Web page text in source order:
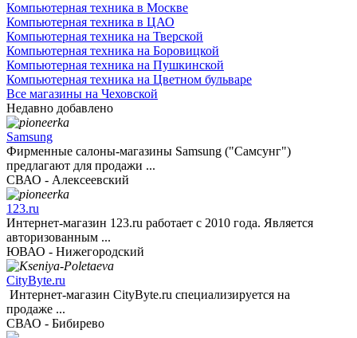
Компьютерная техника в Москве
Компьютерная техника в ЦАО
Компьютерная техника на Тверской
Компьютерная техника на Боровицкой
Компьютерная техника на Пушкинской
Компьютерная техника на Цветном бульваре
Все магазины на Чеховской
Недавно добавлено
Samsung
Фирменные салоны-магазины Samsung ("Самсунг")
предлагают для продажи ...
СВАО - Алексеевский
123.ru
Интернет-магазин 123.ru работает с 2010 года. Является
авторизованным ...
ЮВАО - Нижегородский
CityByte.ru
Интернет-магазин CityByte.ru специализируется на
продаже ...
СВАО - Бибирево